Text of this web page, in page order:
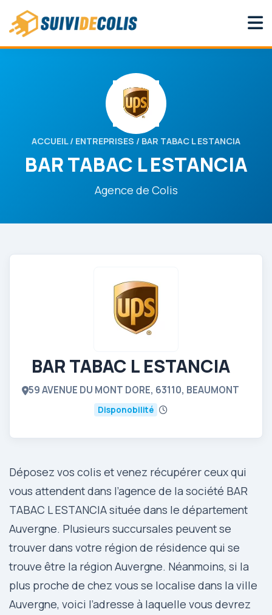
ACCUEIL/ ENTREPRISES / BAR TABAC L ESTANCIA
BAR TABAC L ESTANCIA
Agence de Colis
BAR TABAC L ESTANCIA
59 AVENUE DU MONT DORE, 63110, BEAUMONT
Disponobilité
Déposez vos colis et venez récupérer ceux qui
vous attendent dans l’agence de la société BAR
TABAC L ESTANCIA située dans le département
Auvergne. Plusieurs succursales peuvent se
trouver dans votre région de résidence qui se
trouve être la région Auvergne. Néanmoins, si la
plus proche de chez vous se localise dans la ville
Auvergne, voici l’adresse à laquelle vous devrez